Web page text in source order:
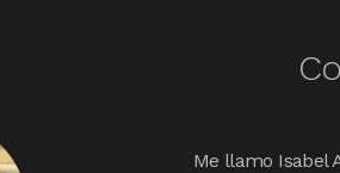
Me llamo Isabel